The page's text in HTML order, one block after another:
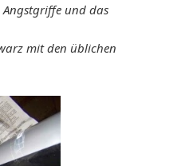
Angstgriffe und das
mit den üblichen